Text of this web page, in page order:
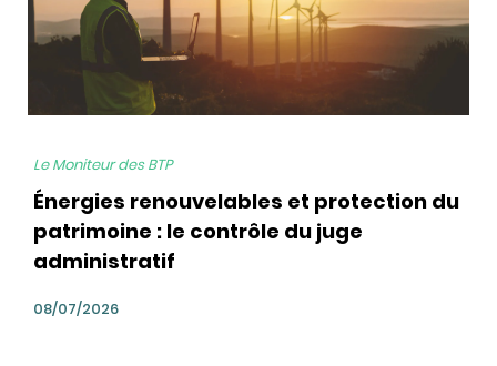
Le Moniteur des BTP
Énergies renouvelables et protection du
patrimoine : le contrôle du juge
administratif
08/07/2026